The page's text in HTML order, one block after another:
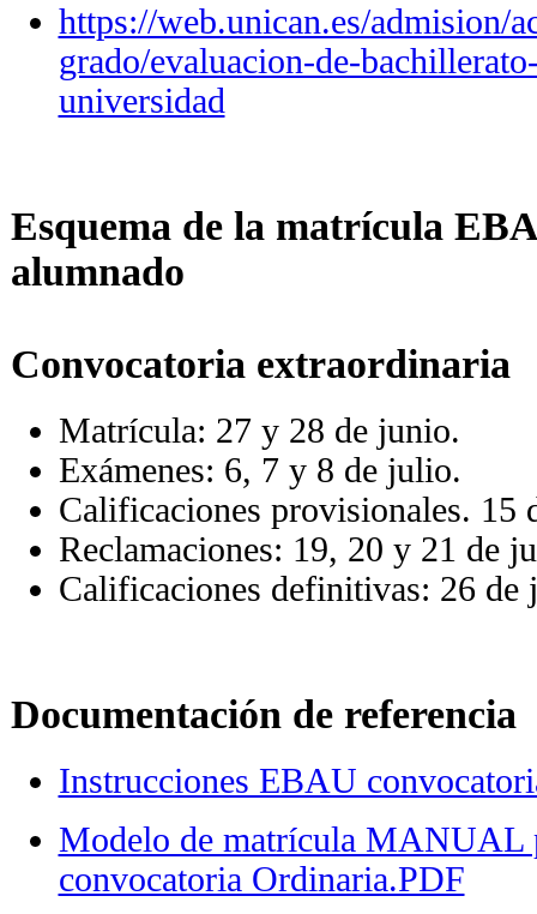
https://web.unican.es/admision/
grado/evaluacion-de-
universidad
Esquema de la matrícula
alumnado
Convocatoria extraordinaria
Matrícula: 27 y 28 de junio.
Exámenes: 6, 7 y 8 de julio.
Calificaciones provisionales. 15
Reclamaciones: 19, 20 y 21 de
Calificaciones definitivas: 26 de
Documentación de referencia
Instrucciones EBAU
Modelo de matrícula MANUAL
convocatoria Ordinaria.PDF